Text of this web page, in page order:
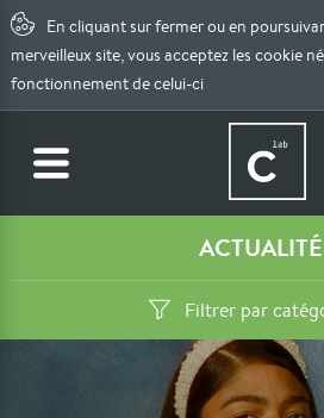
En cliquant sur fermer ou en
merveilleux site, vous acceptez les cookie
fonctionnement de celui-ci
Filtrer par